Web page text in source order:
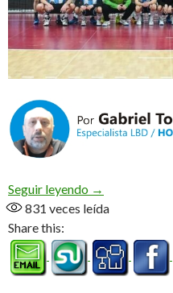
Seguir leyendo Cita mundialista
→
831 veces leída
Share this: